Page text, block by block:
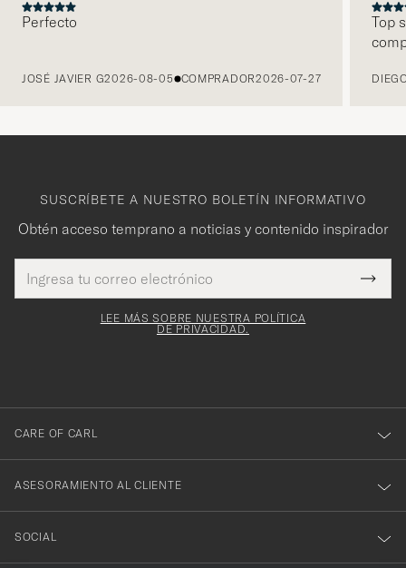
Perfecto
JOSÉ JAVIER G2026-08-05 COMPRADOR2026-07-27
Top
SUSCRÍBETE A NUESTRO BOLETÍN INFORMATIVO
Obtén acceso temprano a noticias y contenido inspirador
de
correo
Este
es
¡Gracias
por
suscribirte
boletín!
LEE MÁS SOBRE NUESTRA POLÍTICA
DE PRIVACIDAD.
CARE OF CARL
ASESORAMIENTO AL CLIENTE
SOCIAL